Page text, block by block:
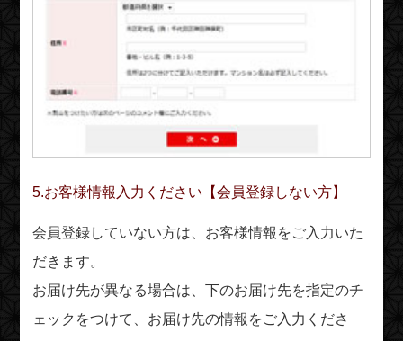
5.お客様情報入力ください【会員登録しない方】
会員登録していない方は、お客様情報をご入力いた
だきます。
お届け先が異なる場合は、下のお届け先を指定のチ
ェックをつけて、お届け先の情報をご入力くださ